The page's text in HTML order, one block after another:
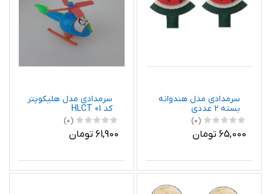
سرمدادی مدل هندوانه
بسته 2 عددی
(0)
65,000 تومان
سرمدادی مدل هلیکوپتر
کد HLCT 01
(0)
61,900 تومان